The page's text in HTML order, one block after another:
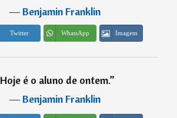
―Benjamin Franklin
Twitter WhatsApp Imagem
Hoje é o aluno de ontem.”
―Benjamin Franklin